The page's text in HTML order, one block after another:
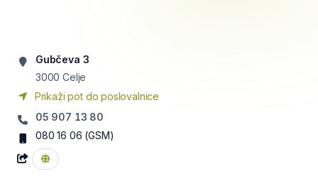
Gubčeva 3
3000 Celje
Prikaži pot do poslovalnice
05 907 13 80
080 16 06 (GSM)